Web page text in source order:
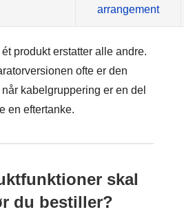
arrangement
produkt erstatter alle andre.
ofte er den
kabelgruppering er en del
en eftertanke.
skal
du bestiller?